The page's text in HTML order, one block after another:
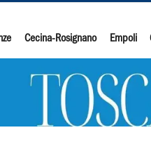
Cecina-Rosignano Empoli